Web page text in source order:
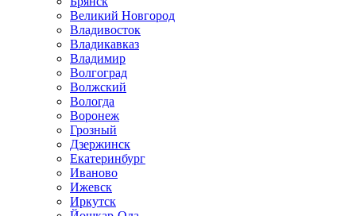
Великий Новгород
Владивосток
Владикавказ
Владимир
Волгоград
Волжский
Вологда
Воронеж
Грозный
Дзержинск
Екатеринбург
Иваново
Ижевск
Иркутск